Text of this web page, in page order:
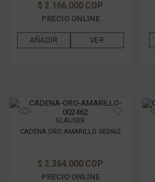
$ 2.166.000 COP
PRECIO ONLINE
AÑADIR VER
GLAUSER
CADENA ORO AMARILLO 002462
$ 2.364.000 COP
PRECIO ONLINE